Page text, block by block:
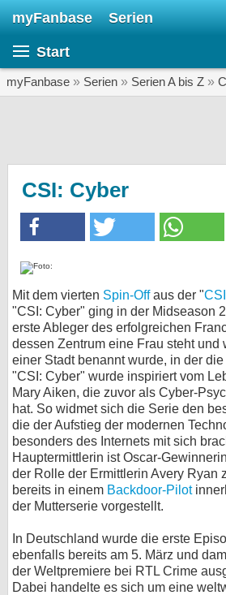
myFanbase Serien
Start
myFanbase » Serien » Serien A bis Z »
CSI: Cyber
Mit dem vierten Spin-Offaus der "CSI
"CSI: Cyber" ging in der Midseason
erste Ableger des erfolgreichen
dessen Zentrum eine Frau steht und
einer Stadt benannt wurde, in der
"CSI: Cyber" wurde inspiriert vom
Mary Aiken, die zuvor als Cyber-
hat. So widmet sich die Serie den
die der Aufstieg der modernen
besonders des Internets mit sich
Hauptermittlerin ist Oscar-
der Rolle der Ermittlerin Avery Ryan
bereits in einem Backdoor-Pilot
der Mutterserie vorgestellt.
In Deutschland wurde die erste
ebenfalls bereits am 5. März und
der Weltpremiere bei RTL Crime
Dabei handelte es sich um eine
SERIEN
KULTUR
SERVICE
Forum
bei X
bei
Kontakt
Cookie-